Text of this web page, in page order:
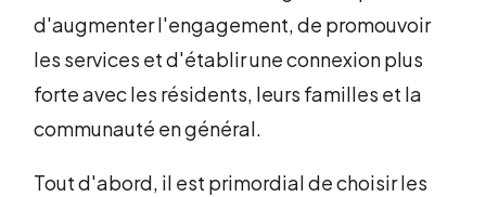
d'augmenter l'engagement, de promouvoir
les services et d'établir une connexion plus
forte avec les résidents, leurs familles et la
communauté en général.
Tout d'abord, il est primordial de choisir les